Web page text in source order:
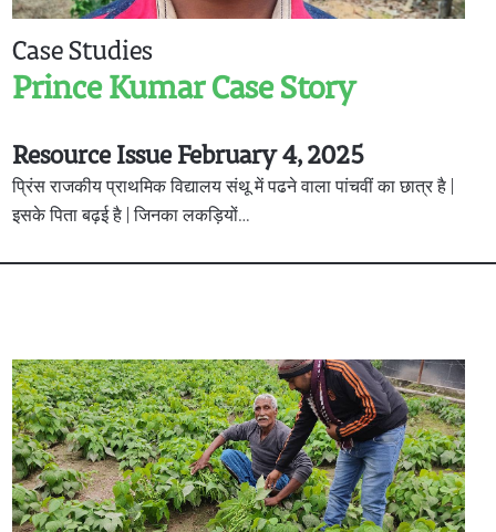
Case Studies
Prince Kumar Case Story
Resource Issue February 4, 2025
प्रिंस राजकीय प्राथमिक विद्यालय संथू में पढने वाला पांचवीं का छात्र है |
इसके पिता बढ़ई है | जिनका लकड़ियों…